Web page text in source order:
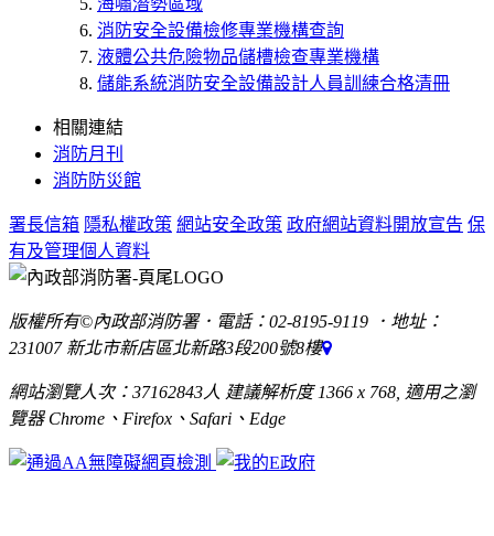
消防安全設備檢修專業機構查詢
液體公共危險物品儲槽檢查專業機構
儲能系統消防安全設備設計人員訓練合格清冊
相關連結
消防月刊
消防防災館
署長信箱 隱私權政策 網站安全政策 政府網站資料開放宣告 保
有及管理個人資料
版權所有©內政部消防署．電話：02-8195-9119 ．地址：
231007 新北市新店區北新路3段200號8樓
網站瀏覽人次：37162843人 建議解析度 1366 x 768, 適用之瀏
覽器 Chrome、Firefox、Safari、Edge